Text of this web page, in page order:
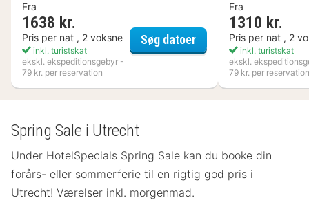
Fra
1638 kr.
Pris per nat , 2 voksne
inkl. turistskat
ekskl. ekspeditionsgebyr -
79 kr. per reservation
Søg datoerKosta Boda Art Hotel
Fra
1310 kr.
Pris per nat , 2
inkl. turistskat
ekskl.
79 kr. per reservation
Spring Sale i Utrecht
Under HotelSpecials Spring Sale kan du booke din
forårs- eller sommerferie til en rigtig god pris i
Utrecht! Værelser inkl. morgenmad.